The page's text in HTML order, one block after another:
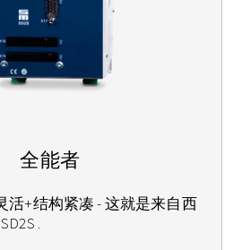
全能者
活+结构紧凑 - 这就是来自西
.